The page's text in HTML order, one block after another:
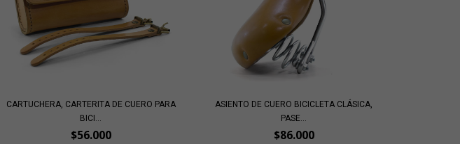
CARTUCHERA, CARTERITA DE CUERO PARA
BICI...
$56.000
ASIENTO DE CUERO BICICLETA CLÁSICA,
PASE...
$86.000